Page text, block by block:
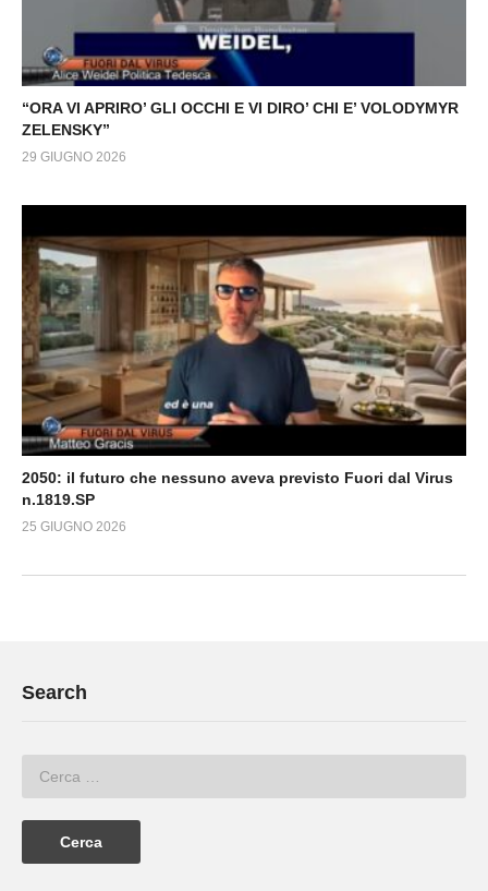
“ORA VI APRIRO’ GLI OCCHI E VI DIRO’ CHI E’ VOLODYMYR
ZELENSKY”
29 GIUGNO 2026
2050: il futuro che nessuno aveva previsto Fuori dal Virus
n.1819.SP
25 GIUGNO 2026
Search